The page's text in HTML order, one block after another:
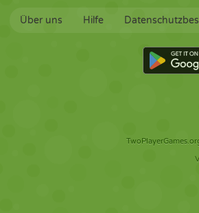
Über uns Hilfe